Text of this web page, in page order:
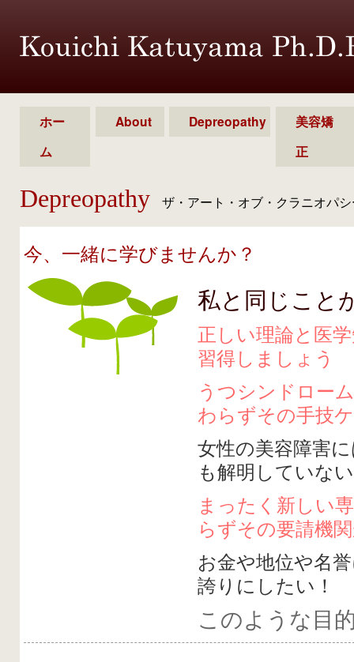
ホー
ム
About Depreopathy
美容矯
正
Depreopathy ザ・アート・オブ・クラニオパシ
今、一緒に学びませんか？
私と同じこと
正しい理論と医
習得しましょう
うつシンドロー
わらずその手技
女性の美容障害
も解明していな
まったく新しい
らずその要請機
お金や地位や名
誇りにしたい！
このような目